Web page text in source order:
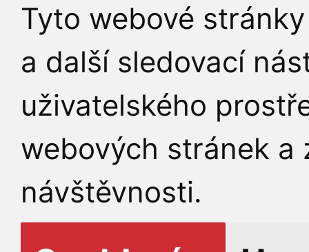
Tyto webové
a další sledovací
uživatelského
webových stránek a
návštěvnosti.